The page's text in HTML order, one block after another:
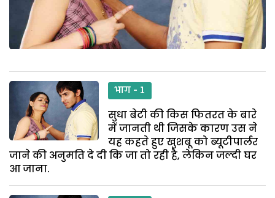
भाग - 1
सुधा बेटी की किस फितरत के बारे
में जानती थी जिसके कारण उस ने
यह कहते हुए खुशबू को ब्यूटीपार्लर
जाने की अनुमति दे दी कि जा तो रही है, लेकिन जल्दी घर
आ जाना.